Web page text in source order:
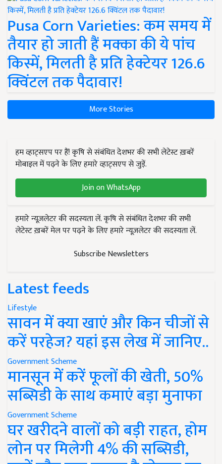
Pusa Corn Varieties: कम समय में
तैयार हो जाती हैं मक्का की ये पांच
किस्में, मिलती है प्रति हेक्टेयर 126.6
क्विंटल तक पैदावार!
More Stories
हम व्हाट्सएप पर हैं! कृषि से संबंधित देशभर की सभी लेटेस्ट ख़बरें
मोबाइल में पढ़ने के लिए हमारे व्हाट्सएप से जुड़ें.
Join on WhatsApp
हमारे न्यूज़लेटर की सदस्यता लें. कृषि से संबंधित देशभर की सभी
लेटेस्ट ख़बरें मेल पर पढ़ने के लिए हमारे न्यूज़लेटर की सदस्यता लें.
Subscribe Newsletters
Latest feeds
Lifestyle
सावन में क्या खाएं और किन चीजों से
करें परहेज? यहां इस लेख में जानिए..
Government Scheme
मानसून में करें फूलों की खेती, 50%
सब्सिडी के साथ कमाएं बड़ा मुनाफा
Government Scheme
घर खरीदने वालों को बड़ी राहत, होम
लोन पर मिलेगी 4% की सब्सिडी,